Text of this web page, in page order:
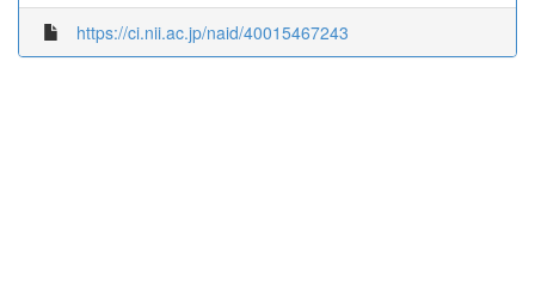
https://ci.nii.ac.jp/naid/40015467243